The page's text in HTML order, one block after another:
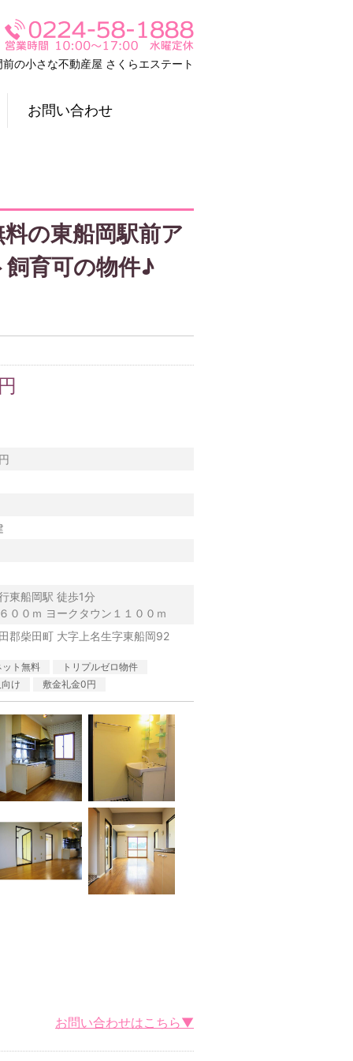
の小さな不動産屋 さくらエステート
お問い合わせ
の東船岡駅前ア
飼育可の物件♪
東船岡駅 徒歩1分
００ｍ ヨークタウン１１００ｍ
郡柴田町 大字上名生字東船岡92
ット無料
トリプルゼロ物件
け 敷金礼金0円
お問い合わせはこちら▼